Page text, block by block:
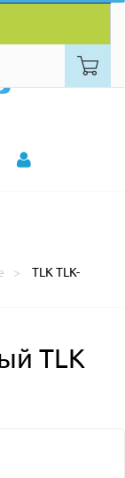
TLK TLK-
TLK